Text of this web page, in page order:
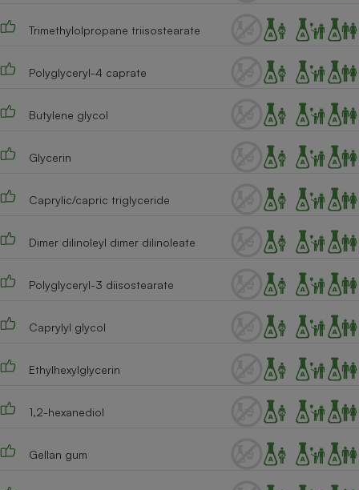
Trimethylolpropane triisostearate
Polyglyceryl-4 caprate
Butylene glycol
Glycerin
Caprylic/capric triglyceride
Dimer dilinoleyl dimer dilinoleate
Polyglyceryl-3 diisostearate
Caprylyl glycol
Ethylhexylglycerin
1,2-hexanediol
Gellan gum
Plaque de cuisson à
Climatiseur -
Cafetière à expressos
Smartphone
Antivirus
Climatiseur -
Ventilateur